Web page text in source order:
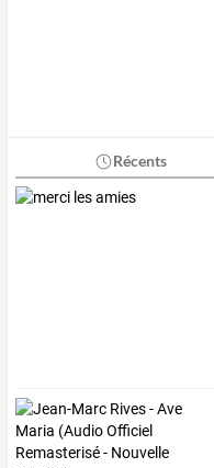
Récents